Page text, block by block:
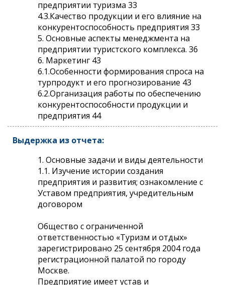
предприятии туризма 33
4.3.Качество продукции и его влияние на
конкурентоспособность предприятия 33
5. Основные аспекты менеджмента на
предприятии туристского комплекса. 36
6. Маркетинг 43
6.1.Особенности формирования спроса на
турпродукт и его прогнозирование 43
6.2.Организация работы по обеспечению
конкурентоспособности продукции и
предприятия 44
Выдержка из отчета:
1. Основные задачи и виды деятельности
1.1. Изучение истории создания
предприятия и развития; ознакомление с
Уставом предприятия, учредительным
договором
Общество с ограниченной
ответственностью «Туризм и отдых»
зарегистрировано 25 сентября 2004 года
регистрационной палатой по городу
Москве.
Предприятие имеет устав и